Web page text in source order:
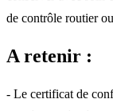
de contrôle routier
A retenir :
- Le certificat de